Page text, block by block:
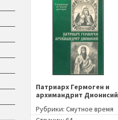
Патриарх Гермоген и
архимандрит Дионисий
Рубрики: Смутное время